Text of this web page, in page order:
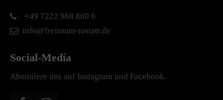
+49 7222 968 860 6
info@freiraum-rastatt.de
Social-Media
Abonniere uns auf Instagram und Facebook.